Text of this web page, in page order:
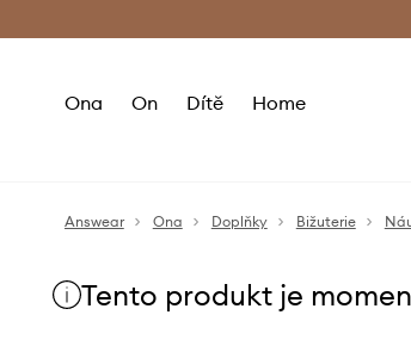
Ona On Dítě Home
Answear Ona Doplňky Bižuterie
Tento produkt je